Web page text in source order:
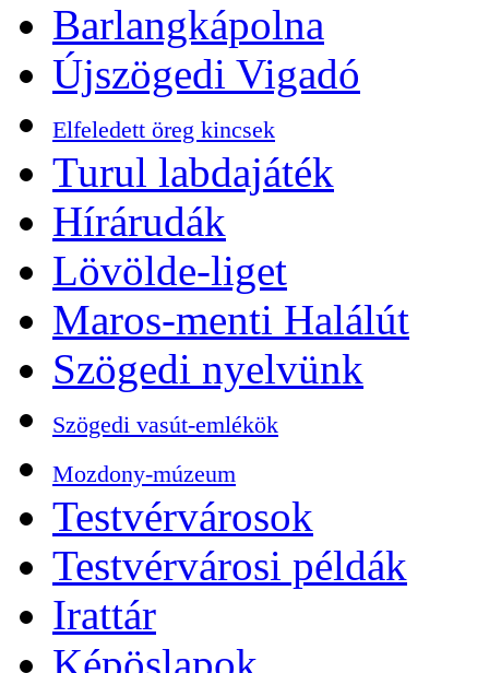
Barlangkápolna
Újszögedi Vigadó
Elfeledett öreg kincsek
Turul labdajáték
Hírárudák
Lövölde-liget
Maros-menti Halálút
Szögedi nyelvünk
Szögedi vasút-emlékök
Mozdony-múzeum
Testvérvárosok
Testvérvárosi példák
Irattár